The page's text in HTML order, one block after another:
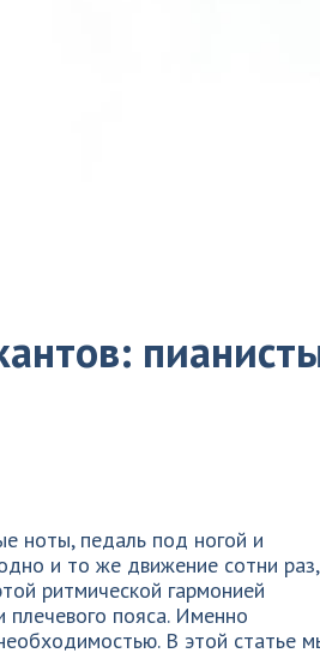
ноты, педаль под ногой и
и то же движение сотни раз,
ритмической гармонией
плечевого пояса. Именно
В этой статье